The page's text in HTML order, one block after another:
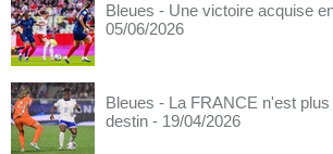
Bleues - Une victoire acquise
05/06/2026
Bleues - La FRANCE n'est
destin - 19/04/2026